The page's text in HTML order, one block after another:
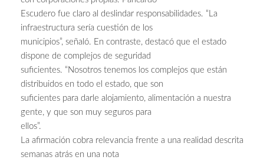
Escudero fue claro al deslindar responsabilidades. “La
infraestructura sería cuestión de los
municipios”, señaló. En contraste, destacó que el estado
dispone de complejos de seguridad
suficientes. “Nosotros tenemos los complejos que están
distribuidos en todo el estado, que son
suficientes para darle alojamiento, alimentación a nuestra
gente, y que son muy seguros para
ellos”.
La afirmación cobra relevancia frente a una realidad descrita
semanas atrás en una nota